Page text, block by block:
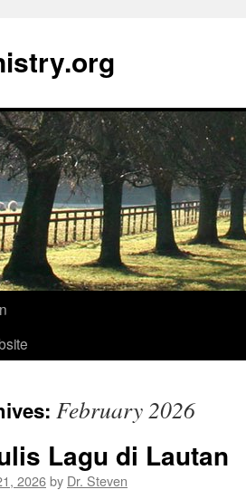
February 2026
Lagu di Lautan
2026by Dr. Steven